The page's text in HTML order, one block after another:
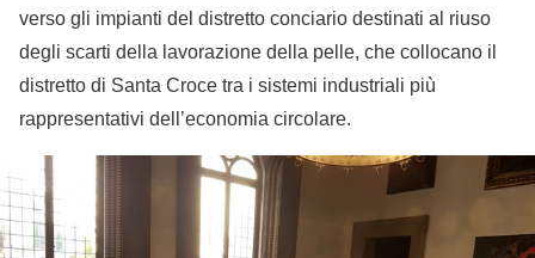
verso gli impianti del distretto conciario destinati al riuso
degli scarti della lavorazione della pelle, che collocano il
distretto di Santa Croce tra i sistemi industriali più
rappresentativi dell’economia circolare.